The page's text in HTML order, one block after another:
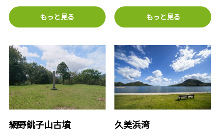
もっと見る もっと見る
網野銚子山古墳 久美浜湾